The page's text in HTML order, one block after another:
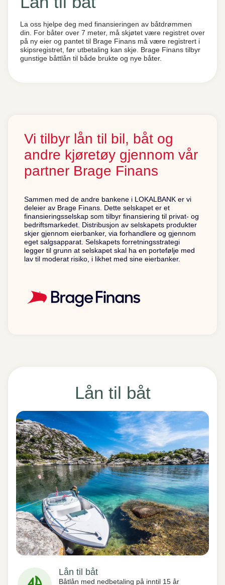
La oss hjelpe deg med finansieringen av båtdrømmen
din. For båter over 7 meter, må skjøtet være registret over
på ny eier og pantet til Brage Finans må være registrert i
skipsregistret, før utbetaling kan skje. Brage Finans tilbyr
gunstige båttlån til både brukte og nye båter.
Vi tilbyr lån til bil, båt og
andre kjøretøy gjennom vår
partner Brage Finans
Sammen med de andre bankene i LOKALBANK er vi
deleier av Brage Finans. Dette selskapet er et
finansieringsselskap som tilbyr finansiering til privat- og
bedriftsmarkedet. Distribusjon av selskapets produkter
skjer gjennom eierbanker, via forhandlere og gjennom
eget salgsapparat. Selskapets forretningsstrategi
legger til grunn at selskapet skal ha en portefølje med
lav til moderat risiko, i likhet med sine eierbanker.
Lån til båt
Lån til båt
Båtlån med nedbetaling på inntil 15 år